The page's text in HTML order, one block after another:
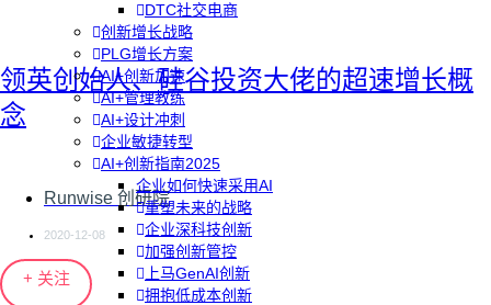
DTC社交电商
创新增长战略
PLG增长方案
AI+创新加速
AI+管理教练
AI+设计冲刺
企业敏捷转型
AI+创新指南2025
企业如何快速采用AI
重塑未来的战略
企业深科技创新
加强创新管控
上马GenAI创新
拥抱低成本创新
领英创始人、硅谷投资大佬的超速增长概
念
Runwise 创研院
2020-12-08
+ 关注